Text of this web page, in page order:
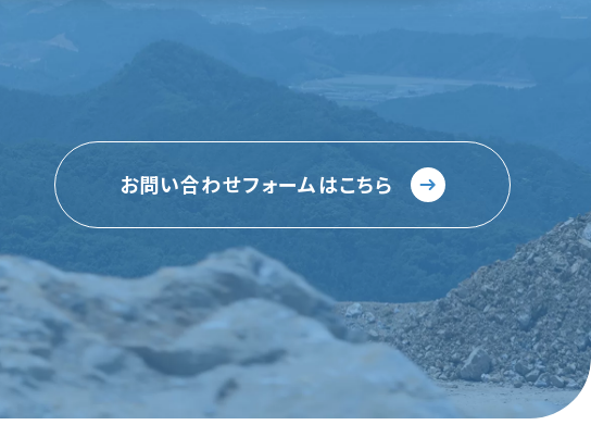
お問い合わせフォームはこちら